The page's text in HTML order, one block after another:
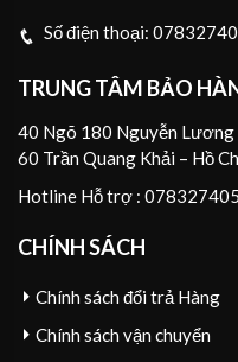
Số điện thoại:
TRUNG TÂM BẢO
40 Ngõ 180 Nguyễn Lương
60 Trần Quang Khải – Hồ
Hotline Hỗ trợ :
CHÍNH SÁCH
Chính sách đổi trả Hàng
Chính sách vận chuyển